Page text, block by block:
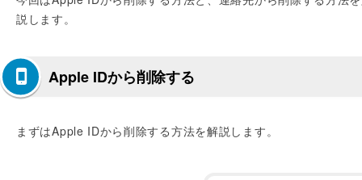
説します。
Apple IDから削除する
まずはApple IDから削除する方法を解説します。